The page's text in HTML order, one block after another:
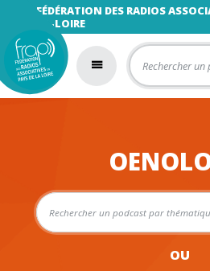
FÉDÉRATION DES RADIOS
LA-LOIRE
OU